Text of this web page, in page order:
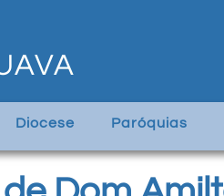
Diocese Paróquias